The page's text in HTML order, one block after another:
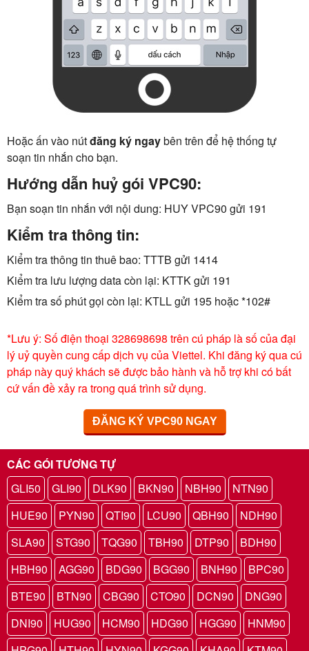
Hoặc ấn vào nútđăng ký ngaybên trên để hệ thống tự
soạn tin nhắn cho bạn.
Hướng dẫn huỷ gói VPC90:
Bạn soạn tin nhắn với nội dung: HUY VPC90 gửi 191
Kiểm tra thông tin:
Kiểm tra thông tin thuê bao: TTTB gửi 1414
Kiểm tra lưu lượng data còn lại: KTTK gửi 191
Kiểm tra số phút gọi còn lại: KTLL gửi 195 hoặc *102#
*Lưu ý: Số điện thoại 328698698 trên cú pháp là số của đại
lý uỷ quyền cung cấp dịch vụ của Viettel. Khi đăng ký qua cú
pháp này quý khách sẽ được bảo hành và hỗ trợ khi có bất
cứ vấn đề xảy ra trong quá trình sử dụng.
ĐĂNG KÝ VPC90 NGAY
CÁC GÓI TƯƠNG TỰ
GLI50
GLI90 DLK90 BKN90 NBH90
NTN90
HUE90
PYN90 QTI90 LCU90 QBH90
NDH90
SLA90
STG90 TQG90 TBH90 DTP90
BDH90
HBH90
AGG90 BDG90 BGG90 BNH90
BPC90
BTE90
BTN90 CBG90 CTO90 DCN90
DNG90
DNI90
HUG90 HCM90 HDG90 HGG90
HNM90